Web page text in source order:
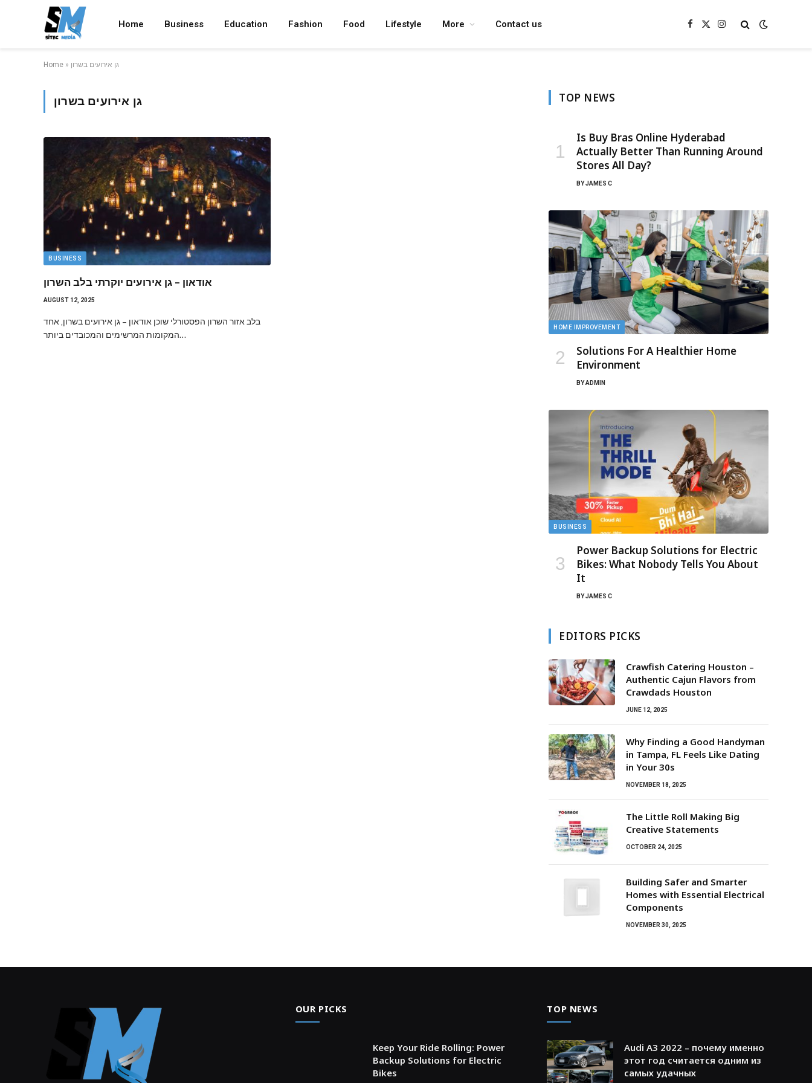
Home Business Education Fashion Food Lifestyle More Contact us Facebook
X
Instagram
Home » גן אירועים בשרון
גן אירועים בשרון
BUSINESS
אודאון – גן אירועים יוקרתי בלב השרון
AUGUST 12, 2025
בלב אזור השרון הפסטורלי שוכן אודאון – גן אירועים בשרון, אחד
המקומות המרשימים והמכובדים ביותר…
TOP NEWS
Is Buy Bras Online Hyderabad
Actually Better Than Running Around
Stores All Day?
BYJAMES C
HOME IMPROVEMENT
Solutions For A Healthier Home
Environment
BYADMIN
BUSINESS
Power Backup Solutions for Electric
Bikes: What Nobody Tells You About
It
BYJAMES C
EDITORS PICKS
Crawfish Catering Houston –
Authentic Cajun Flavors from
Crawdads Houston
JUNE 12, 2025
Why Finding a Good Handyman
in Tampa, FL Feels Like Dating
in Your 30s
NOVEMBER 18, 2025
The Little Roll Making Big
Creative Statements
OCTOBER 24, 2025
Building Safer and Smarter
Homes with Essential Electrical
Components
NOVEMBER 30, 2025
OUR PICKS
Keep Your Ride Rolling: Power
Backup Solutions for Electric
Bikes
TOP NEWS
Audi A3 2022 – почему именно
этот год считается одним из
самых удачных